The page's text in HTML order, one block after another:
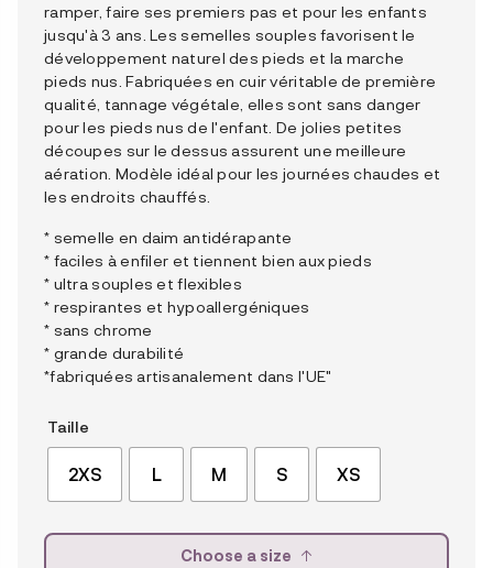
ramper, faire ses premiers pas et pour les enfants
jusqu'à 3 ans. Les semelles souples favorisent le
développement naturel des pieds et la marche
pieds nus. Fabriquées en cuir véritable de première
qualité, tannage végétale, elles sont sans danger
pour les pieds nus de l'enfant. De jolies petites
découpes sur le dessus assurent une meilleure
aération. Modèle idéal pour les journées chaudes et
les endroits chauffés.
* semelle en daim antidérapante
* faciles à enfiler et tiennent bien aux pieds
* ultra souples et flexibles
* respirantes et hypoallergéniques
* sans chrome
* grande durabilité
*fabriquées artisanalement dans l'UE"
Taille
2XS L M S XS
Choose a size